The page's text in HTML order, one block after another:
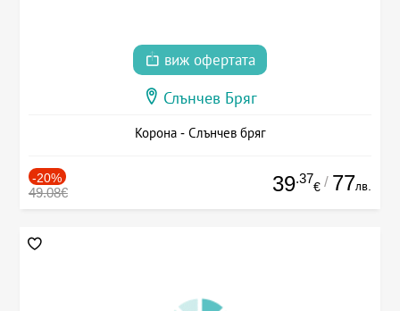
виж офертата
Слънчев Бряг
Корона - Слънчев бряг
-20%
49.08€ 39.37
€ / 77лв.